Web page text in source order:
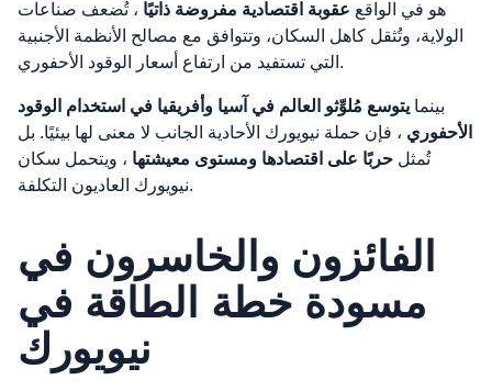
هو في الواقع عقوبة اقتصادية مفروضة ذاتيًا ، تُضعف صناعات
الولاية، وتُثقل كاهل السكان، وتتوافق مع مصالح الأنظمة الأجنبية
التي تستفيد من ارتفاع أسعار الوقود الأحفوري.
بينما يتوسع مُلوِّثو العالم في آسيا وأفريقيا في استخدام الوقود
الأحفوري ، فإن حملة نيويورك الأحادية الجانب لا معنى لها بيئيًا. بل
تُمثل حربًا على اقتصادها ومستوى معيشتها ، ويتحمل سكان
نيويورك العاديون التكلفة.
الفائزون والخاسرون في
مسودة خطة الطاقة في
نيويورك